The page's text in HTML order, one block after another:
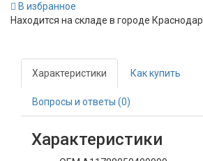
В избранное
Находится на складе в городе Краснодар
Характеристики Как купить
Вопросы и ответы (0)
Характеристики